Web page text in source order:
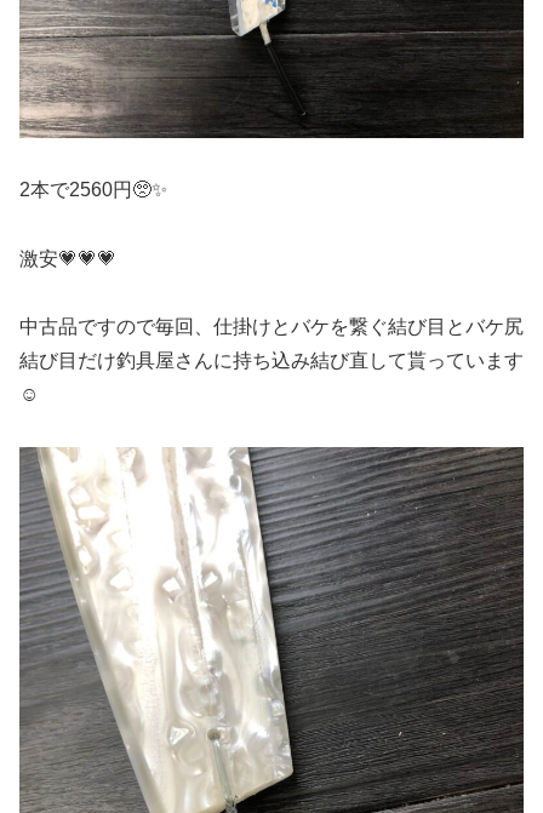
2本で2560円🥺✨
激安💗💗💗
中古品ですので毎回、仕掛けとバケを繋ぐ結び目とバケ尻
結び目だけ釣具屋さんに持ち込み結び直して貰っています
☺️